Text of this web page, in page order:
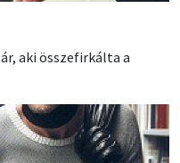
aki összefirkálta a